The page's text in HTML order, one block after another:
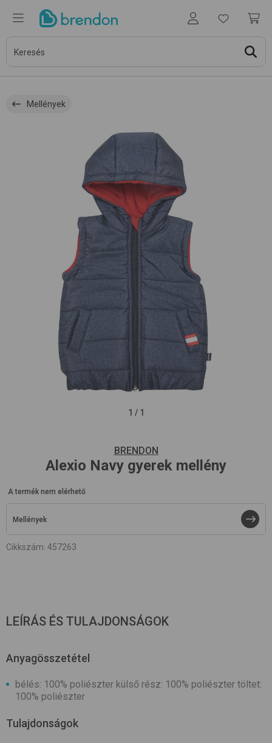
Mellények
1 / 1
BRENDON
Alexio Navy gyerek mellény
A termék nem elérhető
Mellények
Cikkszám: 457263
LEÍRÁS ÉS TULAJDONSÁGOK
Anyagösszetétel
bélés: 100% poliészter külső rész: 100% poliészter töltet:
100% poliészter
Tulajdonságok